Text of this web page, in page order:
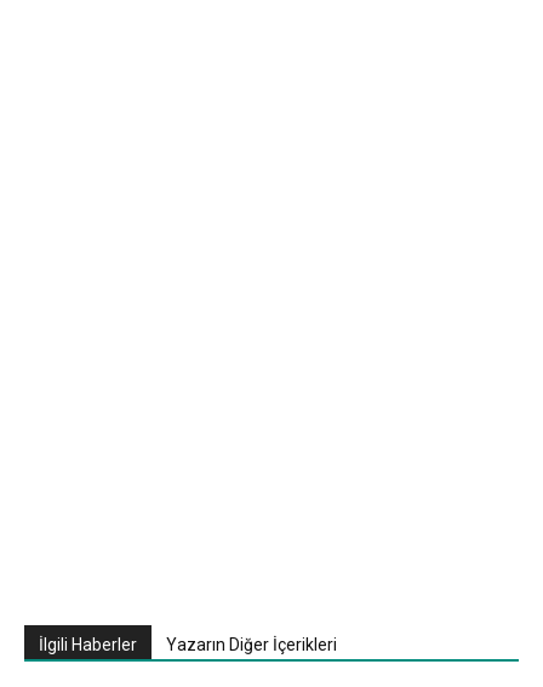
İlgili Haberler Yazarın Diğer İçerikleri